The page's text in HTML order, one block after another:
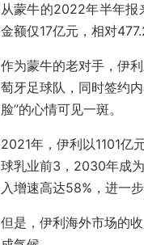
从蒙牛的2022年半年报
金额仅17亿元，相对
作为蒙牛的老对手，伊
萄牙足球队，同时签约
脸”的心情可见一斑。
2021年，伊利以1101亿
球乳业前3，2030年成
入增速高达58%，进一步
但是，伊利海外市场的